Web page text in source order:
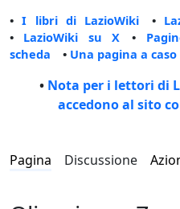
•I libri di LazioWiki •
• LazioWiki su X •
scheda • Una pagina a caso
• Nota per i lettori di
accedono al sito
Pagina Discussione